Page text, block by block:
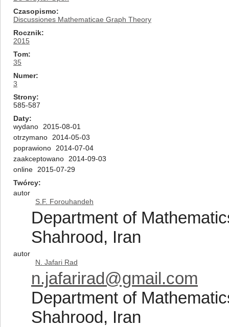
Czasopismo
Discussiones Mathematicae Graph Theory
Rocznik
2015
Tom
35
Numer
3
Strony
585-587
Daty
wydano
2015-08-01
otrzymano
2014-05-03
poprawiono
2014-07-04
zaakceptowano
2014-09-03
online
2015-07-29
Twórcy
autor
S.F. Forouhandeh
Department of
Shahrood, Iran
autor
N. Jafari Rad
n.jafarirad@gmail.com
Department of
Shahrood, Iran